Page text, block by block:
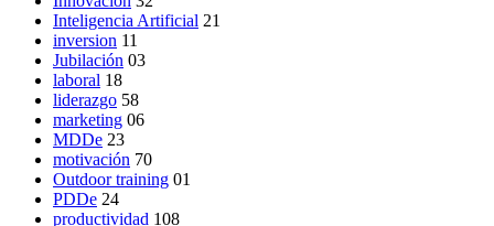
Inteligencia Artificial 21
inversion 11
Jubilación 03
laboral 18
liderazgo 58
marketing 06
MDDe 23
motivación 70
Outdoor training 01
PDDe 24
productividad 108